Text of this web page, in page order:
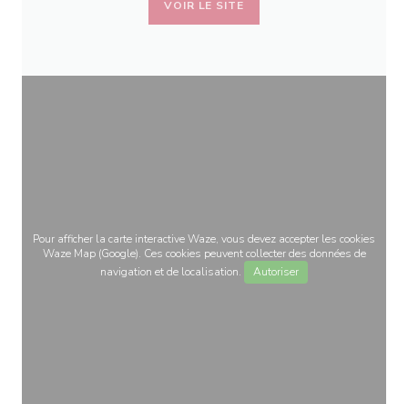
VOIR LE SITE
Pour afficher la carte interactive Waze, vous devez accepter les cookies
Waze Map (Google). Ces cookies peuvent collecter des données de
navigation et de localisation.
Autoriser